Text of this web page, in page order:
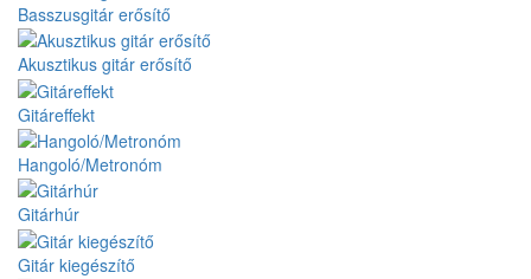
Basszusgitár erősítő
Akusztikus gitár erősítő
Gitáreffekt
Hangoló/Metronóm
Gitárhúr
Gitár kiegészítő